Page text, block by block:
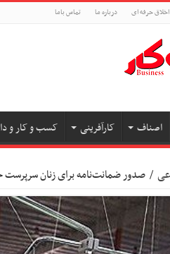
اخلاق حرفه ای درباره ما تماس باما
اصناف کارآفرینی کسب و کار و
/ صدور ضمانت‌نامه برای زنان سرپرست